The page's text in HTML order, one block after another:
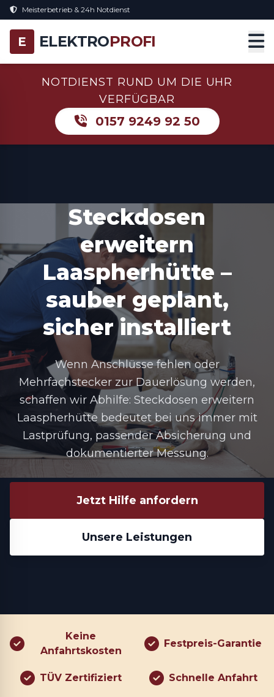
Meisterbetrieb & 24h Notdienst
E ELEKTROPROFI
NOTDIENST RUND UM DIE UHR
VERFÜGBAR
0157 9249 92 50
Steckdosen
erweitern
Laaspherhütte –
sauber geplant,
sicher installiert
Wenn Anschlüsse fehlen oder
Mehrfachstecker zur Dauerlösung werden,
schaffen wir Abhilfe: Steckdosen erweitern
Laaspherhütte bedeutet bei uns immer mit
Lastprüfung, passender Absicherung und
dokumentierter Messung.
Jetzt Hilfe anfordern
Unsere Leistungen
Keine
Anfahrtskosten
Festpreis-Garantie
TÜV Zertifiziert Schnelle Anfahrt